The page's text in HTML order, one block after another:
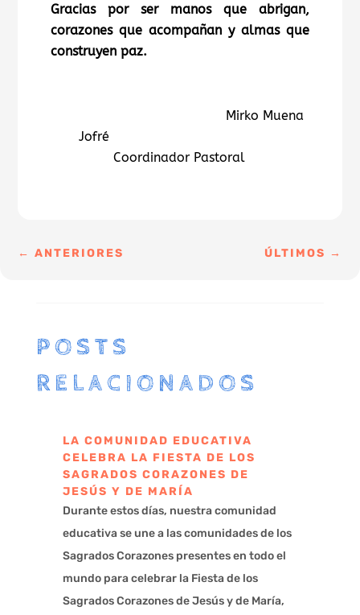
Gracias por ser manos que abrigan,
corazones que acompañan y almas que
construyen paz.
Mirko Muena
Jofré
Coordinador Pastoral
←ANTERIORES ÚLTIMOS →
POSTS
RELACIONADOS
LA COMUNIDAD EDUCATIVA
CELEBRA LA FIESTA DE LOS
SAGRADOS CORAZONES DE
JESÚS Y DE MARÍA
Durante estos días, nuestra comunidad
educativa se une a las comunidades de los
Sagrados Corazones presentes en todo el
mundo para celebrar la Fiesta de los
Sagrados Corazones de Jesús y de María,